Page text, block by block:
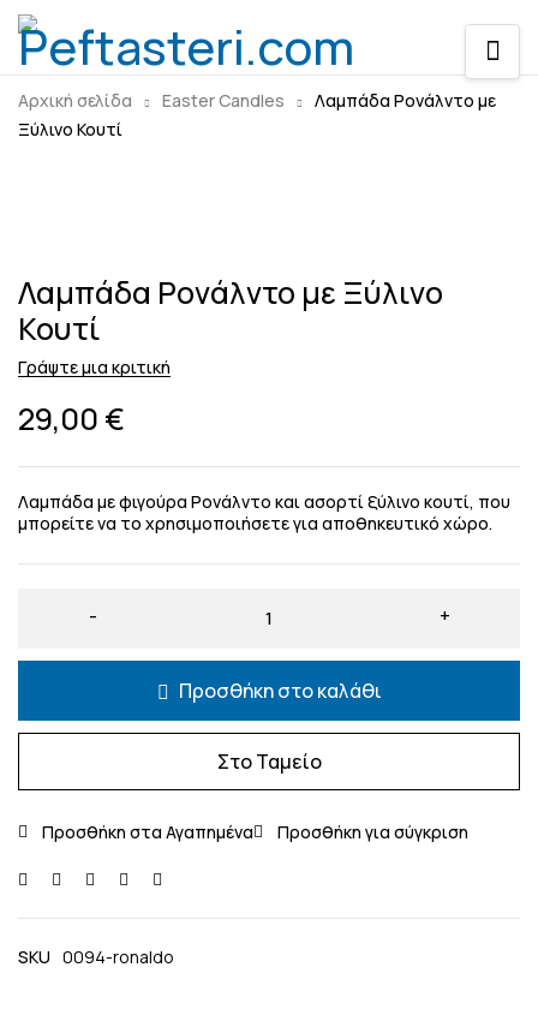
Αρχική σελίδα Easter Candles
Λαμπάδα Ρονάλντο με
Ξύλινο Κουτί
Λαμπάδα Ρονάλντο με Ξύλινο
Κουτί
Γράψτε μια κριτική
29,00 €
Λαμπάδα με φιγούρα Ρονάλντο και ασορτί ξύλινο κουτί, που
μπορείτε να το χρησιμοποιήσετε για αποθηκευτικό χώρο.
Προσθήκη στο καλάθι
Στο Ταμείο
SKU 0094-ronaldo